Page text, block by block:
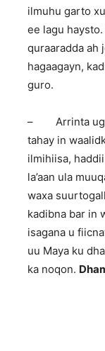
ilmuhu garto
ee lagu
quraaradda ah
hagaagayn,
guro.
– Arrinta ugu
tahay in
ilmihiisa,
la’aan ula
waxa
kadibna bar in
isagana u
uu Maya ku
ka noqon.